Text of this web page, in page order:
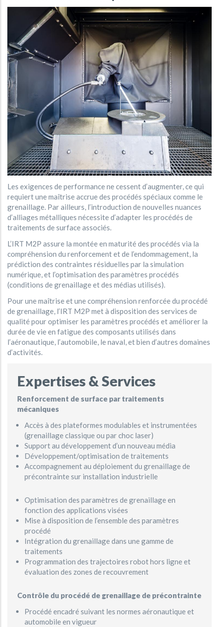
Les exigences de performance ne cessent d’augmenter, ce qui
requiert une maîtrise accrue des procédés spéciaux comme le
grenaillage. Par ailleurs, l’introduction de nouvelles nuances
d’alliages métalliques nécessite d’adapter les procédés de
traitements de surface associés.
L’IRT M2P assure la montée en maturité des procédés via la
compréhension du renforcement et de l’endommagement, la
prédiction des contraintes résiduelles par la simulation
numérique, et l’optimisation des paramètres procédés
(conditions de grenaillage et des médias utilisés).
Pour une maîtrise et une compréhension renforcée du procédé
de grenaillage, l’IRT M2P met à disposition des services de
qualité pour optimiser les paramètres procédés et améliorer la
durée de vie en fatigue des composants utilisés dans
l’aéronautique, l’automobile, le naval, et bien d’autres domaines
d’activités.
Expertises & Services
Renforcement de surface par traitements
mécaniques
Accès à des plateformes modulables et instrumentées
(grenaillage classique ou par choc laser)
Support au développement d’un nouveau média
Développement/optimisation de traitements
Accompagnement au déploiement du grenaillage de
précontrainte sur installation industrielle
Optimisation des paramètres de grenaillage en
fonction des applications visées
Mise à disposition de l’ensemble des paramètres
procédé
Intégration du grenaillage dans une gamme de
traitements
Programmation des trajectoires robot hors ligne et
évaluation des zones de recouvrement
Contrôle du procédé de grenaillage de précontrainte
Procédé encadré suivant les normes aéronautique et
automobile en vigueur